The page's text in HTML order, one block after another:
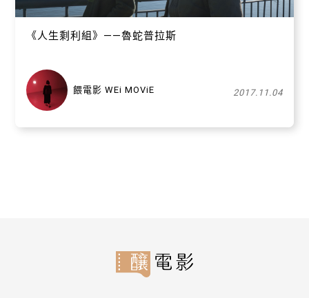
《人生剩利組》——魯蛇普拉斯
餵電影 WEi MOViE 2017.11.04
關閉